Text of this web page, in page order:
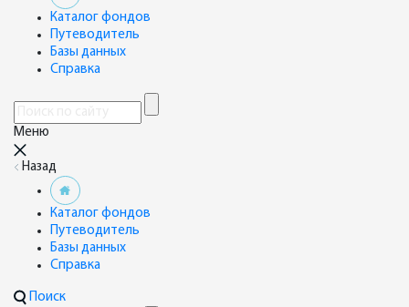
Каталог фондов
Путеводитель
Базы данных
Справка
Меню
Назад
Каталог фондов
Путеводитель
Базы данных
Справка
Поиск